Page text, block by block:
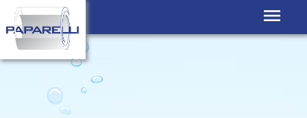
FERMÉ
EN
AOÛT
2022